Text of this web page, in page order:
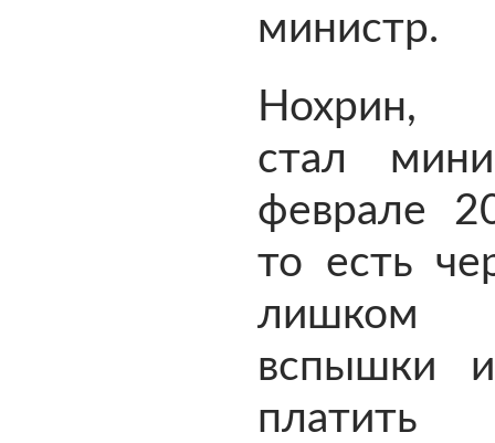
министр.
Нохрин,
стал
феврале
то есть
лишком
вспышки
платить